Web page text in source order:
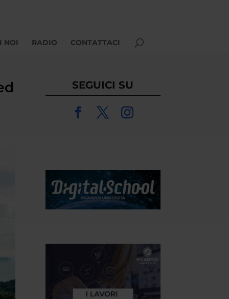
NOI RADIO CONTATTACI
SEGUICI SU